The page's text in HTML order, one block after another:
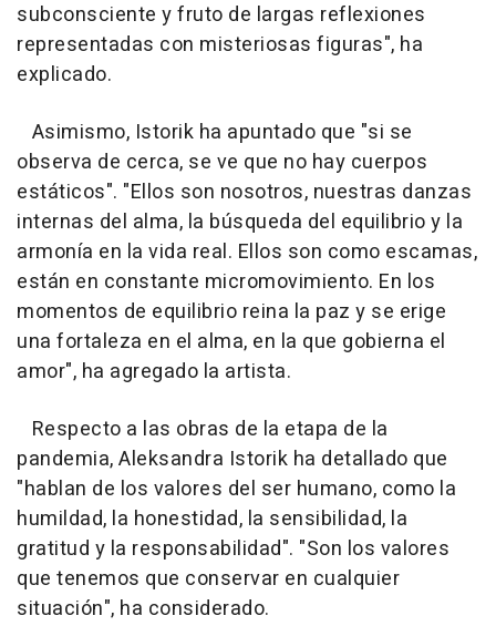
subconsciente y fruto de largas reflexiones
representadas con misteriosas figuras", ha
explicado.
Asimismo, Istorik ha apuntado que "si se
observa de cerca, se ve que no hay cuerpos
estáticos". "Ellos son nosotros, nuestras danzas
internas del alma, la búsqueda del equilibrio y la
armonía en la vida real. Ellos son como escamas,
están en constante micromovimiento. En los
momentos de equilibrio reina la paz y se erige
una fortaleza en el alma, en la que gobierna el
amor", ha agregado la artista.
Respecto a las obras de la etapa de la
pandemia, Aleksandra Istorik ha detallado que
"hablan de los valores del ser humano, como la
humildad, la honestidad, la sensibilidad, la
gratitud y la responsabilidad". "Son los valores
que tenemos que conservar en cualquier
situación", ha considerado.